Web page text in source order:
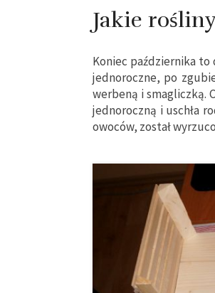
Jakie
Koniec października
jednoroczne, po
werbeną i smagliczką.
jednoroczną i uschła
owoców, został